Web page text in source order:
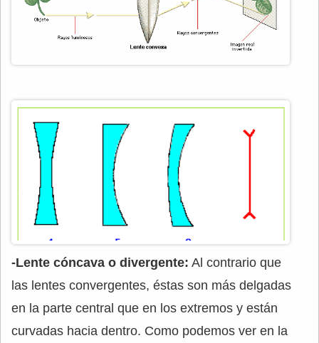
-Lente cóncava o divergente: Al contrario que
las lentes convergentes, éstas son más delgadas
en la parte central que en los extremos y están
curvadas hacia dentro. Como podemos ver en la